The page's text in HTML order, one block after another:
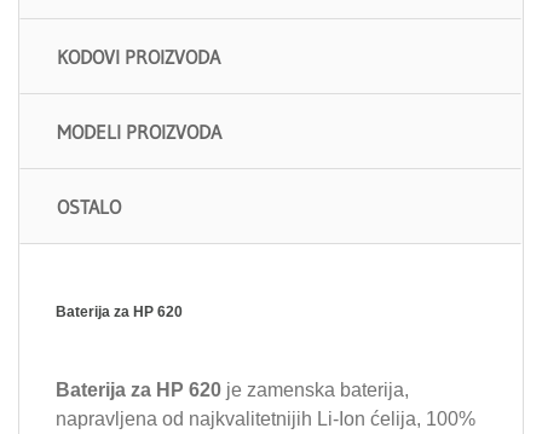
KODOVI PROIZVODA
MODELI PROIZVODA
OSTALO
Baterija za HP 620
Baterija za HP 620 je zamenska baterija,
napravljena od najkvalitetnijih Li-Ion ćelija, 100%